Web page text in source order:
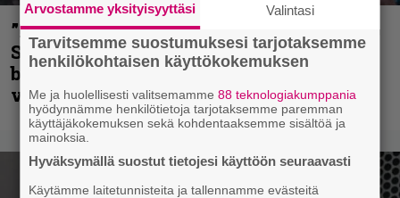
”He ovat tuoneet soittoon jotain uutta” –
Sepulturan Andreas Kisser nimeää
bändin, jonka riffit ovat tehneet
vaikutuksen
Arvostamme yksityisyyttäsi Valintasi
Tarvitsemme suostumuksesi tarjotaksemme
henkilökohtaisen käyttökokemuksen
Me ja huolellisesti valitsemamme88 teknologiakumppania
hyödynnämme henkilötietoja tarjotaksemme paremman
käyttäjäkokemuksen sekä kohdentaaksemme sisältöä ja
mainoksia.
Hyväksymällä suostut tietojesi käyttöön seuraavasti
Käytämme laitetunnisteita ja tallennamme evästeitä